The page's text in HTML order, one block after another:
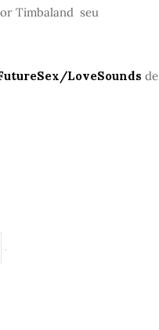
Timbaland seu
LoveSounds de